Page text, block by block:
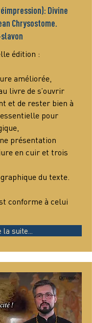
Divine
Chrysostome.
édition :
améliorée,
livre de s’ouvrir
et de rester bien à
pour
présentation
en cuir et trois
du texte.
conforme à celui
suite...